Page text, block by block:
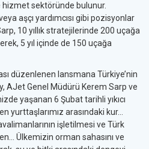
hizmet sektöründe bulunur.
aşçı yardımcısı gibi pozisyonlar
10 yıllık stratejilerinde 200 uçağa
5 yıl içinde de 150 uçağa
düzenlenen lansmana Türkiye’nin
AJet Genel Müdürü Kerem Sarp ve
yaşanan 6 Şubat tarihli yıkıcı
yurttaşlarımız arasındaki kur…
işletilmesi ve Türk
Ülkemizin orman sahasını ve